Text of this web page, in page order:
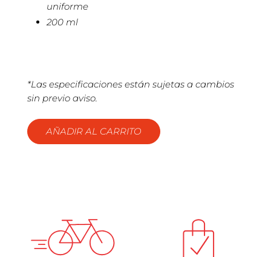
uniforme
200 ml
*Las especificaciones están sujetas a cambios
sin previo aviso.
AÑADIR AL CARRITO